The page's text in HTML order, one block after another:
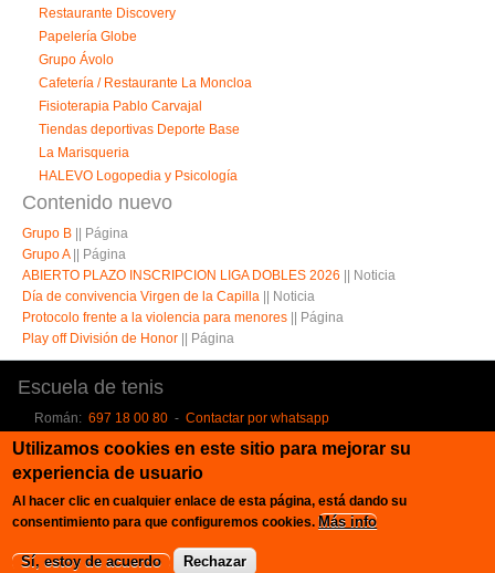
Restaurante Discovery
Papelería Globe
Grupo Ávolo
Cafetería / Restaurante La Moncloa
Fisioterapia Pablo Carvajal
Tiendas deportivas Deporte Base
La Marisqueria
HALEVO Logopedia y Psicología
Contenido nuevo
Grupo B
Página
Grupo A
Página
ABIERTO PLAZO INSCRIPCION LIGA DOBLES 2026
Noticia
Día de convivencia Virgen de la Capilla
Noticia
Protocolo frente a la violencia para menores
Página
Play off División de Honor
Página
Escuela de tenis
Román: 697 18 00 80- Contactar por whatsapp
Manu:
646 27 10 07 Contactar por whatsapp
Patrocinadores
Copyright © 2026, Club Tenis Jaén
Diseñado porZymphonies
Utilizamos cookies en este sitio para mejorar su
experiencia de usuario
Al hacer clic en cualquier enlace de esta página, está dando su
consentimiento para que configuremos cookies. Más info
Sí, estoy de acuerdo Rechazar